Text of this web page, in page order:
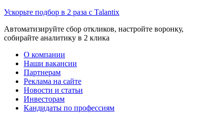
Ускорьте подбор в 2 раза с Talantix
Автоматизируйте сбор откликов, настройте воронку,
собирайте аналитику в 2 клика
О компании
Наши вакансии
Партнерам
Реклама на сайте
Новости и статьи
Инвесторам
Кандидаты по профессиям